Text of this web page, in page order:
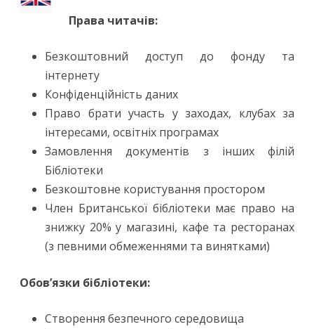
Права читачів:
Безкоштовний доступ до фонду та
інтернету
Конфіденційність даних
Право брати участь у заходах, клубах за
інтересами, освітніх програмах
Замовлення документів з інших філій
Бібліотеки
Безкоштовне користування простором
Член Британської бібліотеки має право на
знижку 20% у магазині, кафе та ресторанах
(з певними обмеженнями та винятками)
Обов’язки бібліотеки:
Створення безпечного середовища